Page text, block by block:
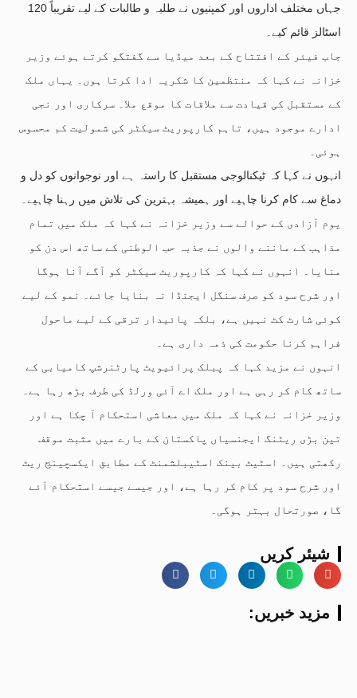
جہاں مختلف اداروں اور کمپنیوں نے طلبہ و طالبات کے لیے تقریباً 120
اسٹالز قائم کیے۔
جاب فیئر کے افتتاح کے بعد میڈیا سے گفتگو کرتے ہوئے وزیر
خزانہ نے کہا کہ منتظمین کا شکریہ ادا کرتا ہوں۔ یہاں ملک
کے مستقبل کی قیادت سے ملاقات کا موقع ملا۔ سرکاری اور نجی
ادارے موجود ہیں، تاہم کارپوریٹ سیکٹر کی شمولیت کم محسوس
ہوئی۔
انہوں نے کہا کہ ٹیکنالوجی مستقبل کا راستہ ہے اور نوجوانوں کو دل و
دماغ سے کام کرنا چاہیے اور ہمیشہ بہترین کی تلاش میں رہنا چاہیے۔
یوم آزادی کے حوالے سے وزیر خزانہ نے کہا کہ ملک میں تمام
مذاہب کے ماننے والوں نے جذبہ حب الوطنی کے ساتھ اس دن کو
منایا۔ انہوں نے کہا کہ کارپوریٹ سیکٹر کو آگے آنا ہوگا
اور شرح سود کو صرف سنگل ایجنڈا نہ بنایا جائے۔ نمو کے لیے
کوئی شارٹ کٹ نہیں ہے، بلکہ پائیدار ترقی کے لیے ماحول
فراہم کرنا حکومت کی ذمہ داری ہے۔
انہوں نے مزید کہا کہ پبلک پرائیویٹ پارٹنرشپ کامیابی کے
ساتھ کام کر رہی ہے اور ملک اے آئی ورلڈ کی طرف بڑھ رہا ہے۔
وزیر خزانہ نے کہا کہ ملک میں معاشی استحکام آ چکا ہے اور
تین بڑی ریٹنگ ایجنسیاں پاکستان کے بارے میں مثبت موقف
رکھتی ہیں۔ اسٹیٹ بینک اسٹیبلشمنٹ کے مطابق ایکسچینج ریٹ
اور شرح سود پر کام کر رہا ہے، اور جیسے جیسے استحکام آئے
گا، صورتحال بہتر ہوگی۔
شیئر کریں
:مزید خبریں